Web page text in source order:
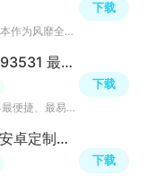
Minecraft我的世界国际版正式服版本作为风靡全球的沙盒休闲益智类手游，新增海量沙盒模式关卡，玩家可与众多
下载
我的世界移动版v3.8.25.293531 最新版
《我的世界》移动版是体验MC世界最便捷、最易联机的版本。它凭借跨平台联机的杀手级功能，让玩家可以随时随
下载
Minecraft我的世界基岩版安卓定制版v1.26.20.22手机版
下载